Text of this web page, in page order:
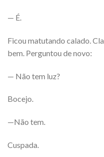
— É.
Ficou matutando calado.
bem. Perguntou de novo:
— Não tem luz?
Bocejo.
—Não tem.
Cuspada.